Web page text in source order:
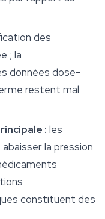
des
; la
données dose-
restent mal
: les
la pression
constituent des